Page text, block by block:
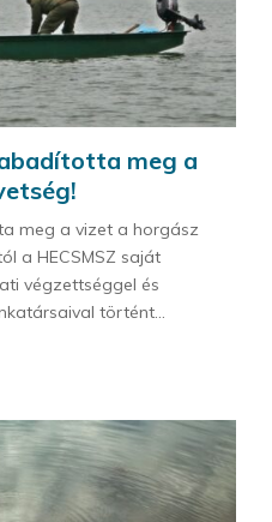
meg a
meg a vizet a horgász
a HECSMSZ saját
végzettséggel és
történt...